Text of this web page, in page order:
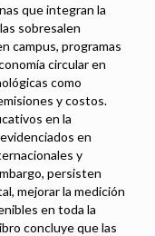
que integran la
sobresalen
campus, programas
circular en
como
y costos.
en la
en
y
persisten
mejorar la medición
en toda la
concluye que las